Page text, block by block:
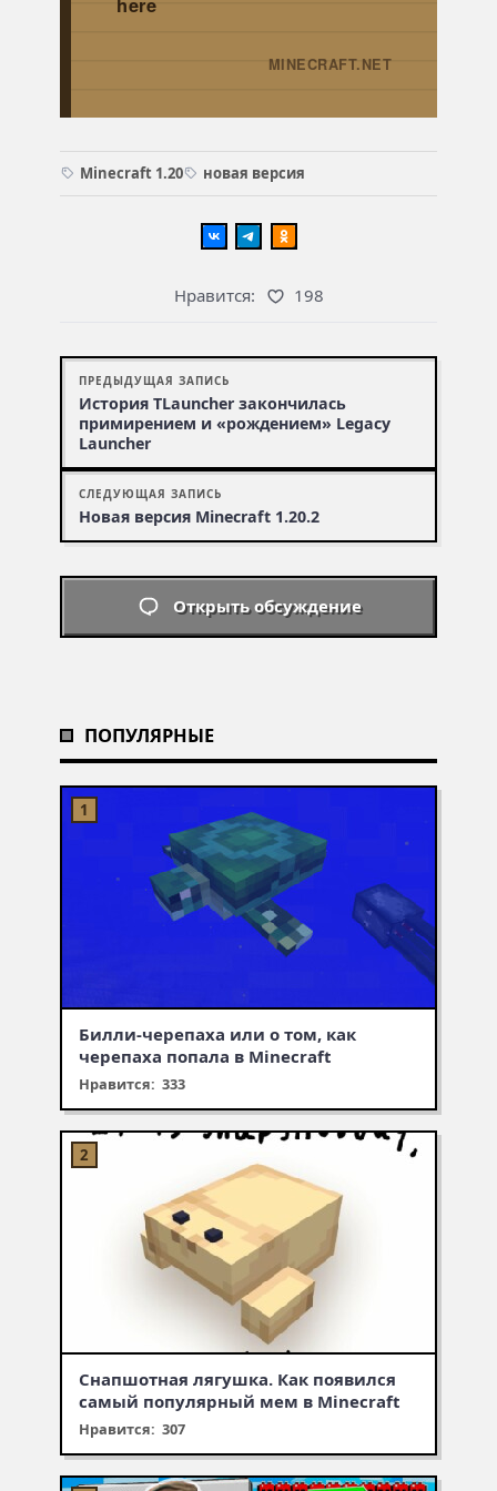
MINECRAFT.NET
Minecraft 1.20 новая версия
Нравится: 198
ПРЕДЫДУЩАЯ ЗАПИСЬ
История TLauncher закончилась
примирением и «рождением» Legacy
Launcher
СЛЕДУЮЩАЯ ЗАПИСЬ
Новая версия Minecraft 1.20.2
Открыть обсуждение
ПОПУЛЯРНЫЕ
Билли-черепаха или о том, как
черепаха попала в Minecraft
Нравится: 333
Снапшотная лягушка. Как появился
самый популярный мем в Minecraft
Нравится: 307